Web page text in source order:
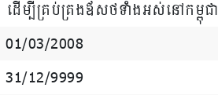
ដើម្បីគ្រប់គ្រងឪសថទាំងអស់នៅកម្ពុជា
01/03/2008
31/12/9999